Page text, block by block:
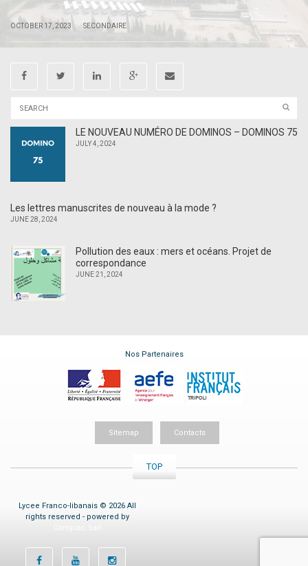
OCTOBER 17, 2023 | SECONDAIRE
LE NOUVEAU NUMÉRO DE DOMINOS – DOMINOS 75
JULY 4, 2024
Les lettres manuscrites de nouveau à la mode ?
JUNE 28, 2024
Pollution des eaux : mers et océans. Projet de
correspondance
JUNE 21, 2024
Nos Partenaires
Sitemap Contacts
TOP
Lycee Franco-libanais © 2026 All
rights reserved - powered by